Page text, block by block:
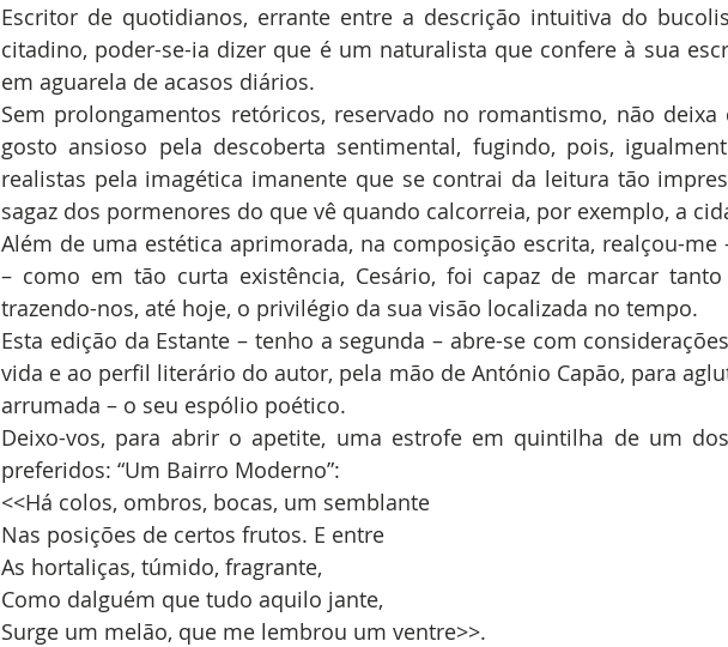
Escritor de quotidianos, errante entre a descrição intuitiva do
citadino, poder-se-ia dizer que é um naturalista que confere à sua
em aguarela de acasos diários.
Sem prolongamentos retóricos, reservado no romantismo, não deixa
gosto ansioso pela descoberta sentimental, fugindo, pois,
realistas pela imagética imanente que se contrai da leitura tão
sagaz dos pormenores do que vê quando calcorreia, por exemplo, a
Além de uma estética aprimorada, na composição escrita, realçou-me
– como em tão curta existência, Cesário, foi capaz de marcar
trazendo-nos, até hoje, o privilégio da sua visão localizada no tempo.
Esta edição da Estante – tenho a segunda – abre-se com
vida e ao perfil literário do autor, pela mão de António Capão, para
arrumada – o seu espólio poético.
Deixo-vos, para abrir o apetite, uma estrofe em quintilha de um
preferidos: “Um Bairro Moderno”:
<<Há colos, ombros, bocas, um semblante
Nas posições de certos frutos. E entre
As hortaliças, túmido, fragrante,
Como dalguém que tudo aquilo jante,
Surge um melão, que me lembrou um ventre>>.